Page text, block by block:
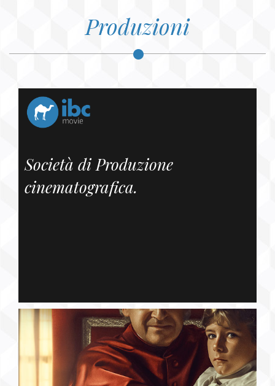
Produzioni
Società di Produzione
cinematografica.